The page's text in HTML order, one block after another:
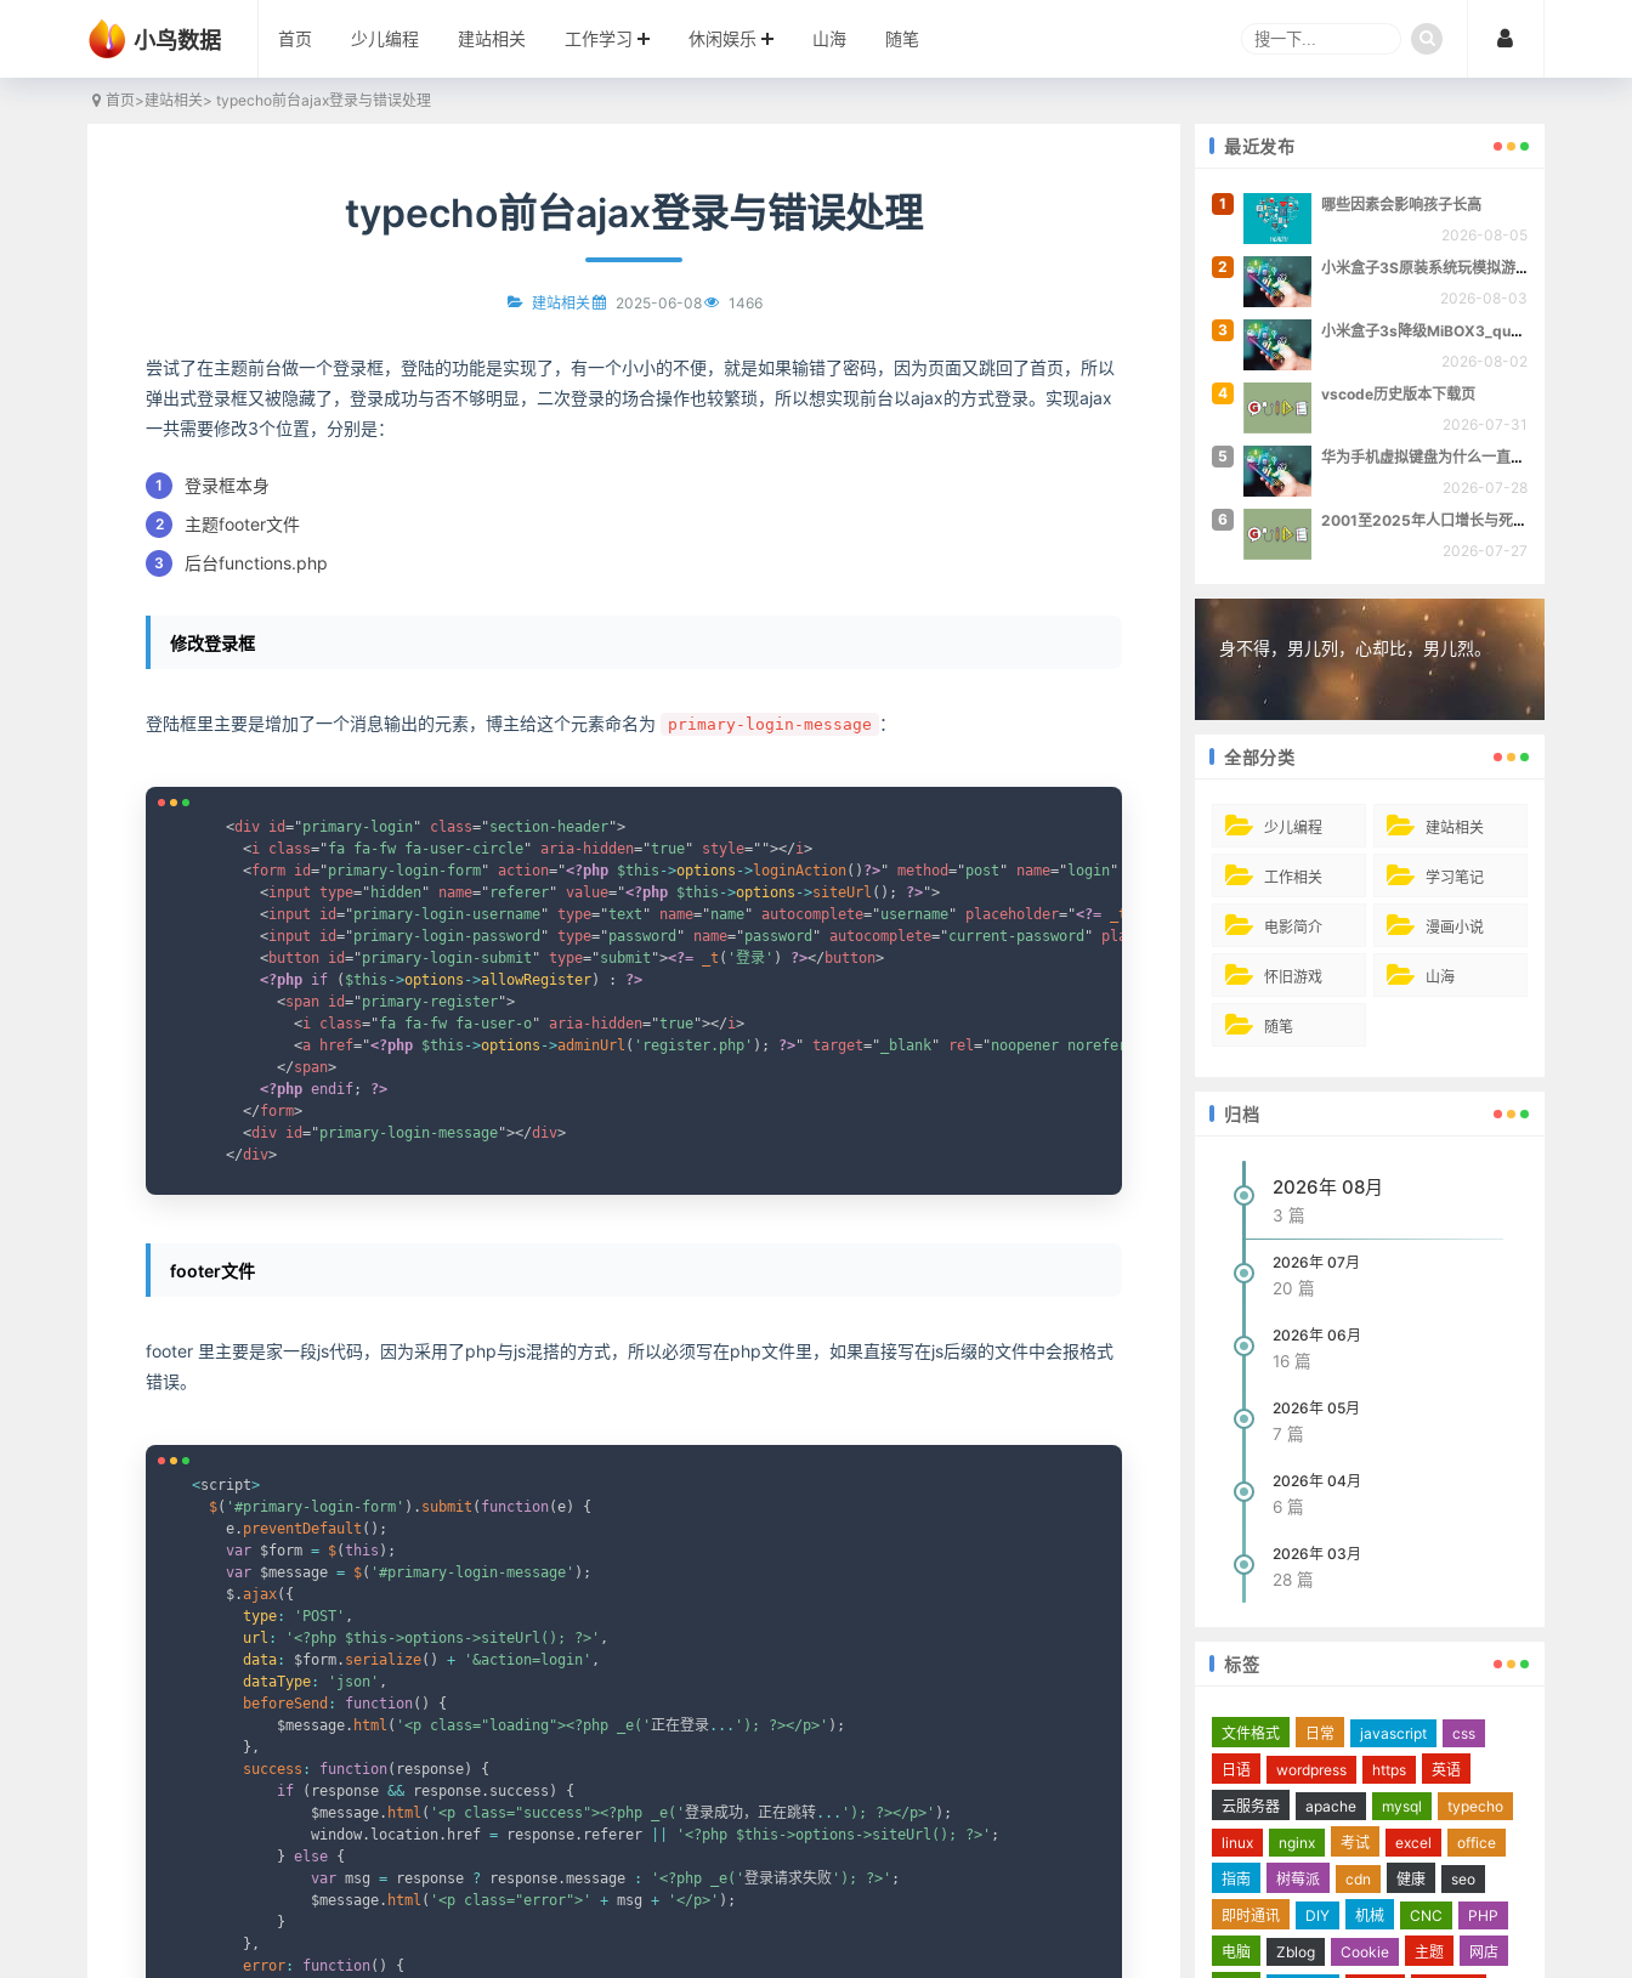
小鸟数据 首页 少儿编程 建站相关 工作学习 休闲娱乐 山海 随笔
首页>建站相关> typecho前台ajax登录与错误处理
typecho前台ajax登录与错误处理
建站相关 2025-06-08 1466
尝试了在主题前台做一个登录框，登陆的功能是实现了，有一个小小的不便，就是如果输错了密码，因为页面又跳回了首页，所以
弹出式登录框又被隐藏了，登录成功与否不够明显，二次登录的场合操作也较繁琐，所以想实现前台以ajax的方式登录。实现ajax
一共需要修改3个位置，分别是：
登录框本身
主题footer文件
后台functions.php
修改登录框
登陆框里主要是增加了一个消息输出的元素，博主给这个元素命名为 primary-login-message ：
<div id="primary-login " class="section-header">
<i class="fa fa-fw fa-user-circle" aria-hidden="true" style=" "></i>
<form id="primary-login-form" action="<?php $this ->options ->loginAction( ) ?>" method="post " name=" login "
>
<input type=" hidden " name=" referer" value="<?php $this ->options ->siteUrl ( ) ; ?>">
<input id="primary-login-username" type="text " name="name" autocomplete="username" placeholder="<?= _t '请输入用户名')
<input id="primary-login-password " type="password " name="password " autocomplete="current-password " placeholder <?= _t ('请输入密码' ?>" required/>
<button id="primary-login-submit " type="submit "><?= _t ( '登录' ) ?></ button>
<?php if ( $this ->options ->allowRegister) :
?>
<span id="primary-register">
<i class="fa fa-fw fa-user-o" aria-hidden="true"></i>
<a href="<?php $this ->options ->adminUrl ( 'register.php' ) ; ?>" target=" _blank" rel="noopener noreferrer nofollow
</span>
<?php endif;
?>
</form>
<div id="primary-login-message"></div>
</div>
footer文件
footer 里主要是家一段js代码，因为采用了php与js混搭的方式，所以必须写在php文件里，如果直接写在js后缀的文件中会报格式
错误。
<script>
$( '#primary-login-form' ) . submit ( function(e)
{
      e
. preventDefault ( ) ;
var $form = $(this ) ;
var $message = $( '#primary-login-message' ) ;
      $
.ajax( {
type : 'POST' ,
url : '<?php $this->options->siteUrl(); ?>' ,
data : $form . serialize( ) + '&action=login' ,
dataType : 'json' ,
beforeSend : function( )
{
            $message
. html ( '<p class="loading"><?php _e(' 正在登录 ... '); ?></p>' ) ;
} ,
success : function( response)
{
if
( response && response . success )
{
                $message
. html ( '<p class="success"><?php _e(' 登录成功，正在跳转 ... '); ?></p>' ) ;
                window
. location . href = response . referer '<?php $this->options->siteUrl(); ?>' ;
} else {
var msg = response ? response .message : '<?php _e(' 登录请求失败 '); ?>' ;
                $message
. html ( '<p class="error">' + msg + '</p>' ) ;
}
} ,
error : function( )
{
最近发布
1
哪些因素会影响孩子长高
2026-08-05
2
小米盒子3S原装系统玩模拟游戏
2026-08-03
3
小米盒子3s降级MiBOX3_queenchristina_r145
2026-08-02
4
vscode历史版本下载页
2026-07-31
5
华为手机虚拟键盘为什么一直跳出来
2026-07-28
6
2001至2025年人口增长与死亡数量概览
2026-07-27
身不得，男儿列，心却比，男儿烈。
全部分类
少儿编程 建站相关
工作相关 学习笔记
电影简介 漫画小说
怀旧游戏 山海
随笔
归档
2026年 08月
3 篇
2026年 07月
20 篇
2026年 06月
16 篇
2026年 05月
7 篇
2026年 04月
6 篇
2026年 03月
28 篇
标签
文件格式 日常 javascript
css
日语
wordpress https
英语
云服务器
apache mysql
typecho
linux
nginx 考试 excel
office
指南
树莓派 cdn 健康
seo
即时通讯
DIY 机械 CNC
PHP
电脑
Zblog Cookie 主题
网店